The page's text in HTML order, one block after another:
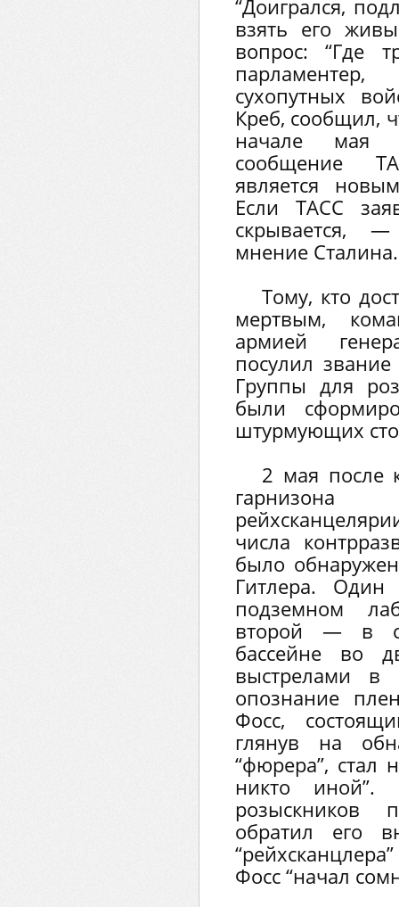
“Доигрался,
взять его
вопрос: “Где
сухопутных
Креб, сообщил,
начале мая
сообщение
является
Если ТАСС
скрывается,
мнение Сталина.
Тому, кто
мертвым,
армией
посулил
Группы для
были
штурмующих
2 мая после
числа
было
Гитлера.
подземном
второй — в
бассейне во
выстрелами в
опознание
Фосс,
глянув на
“фюрера”, стал
никто иной”.
розыскников
обратил его
Фосс “начал